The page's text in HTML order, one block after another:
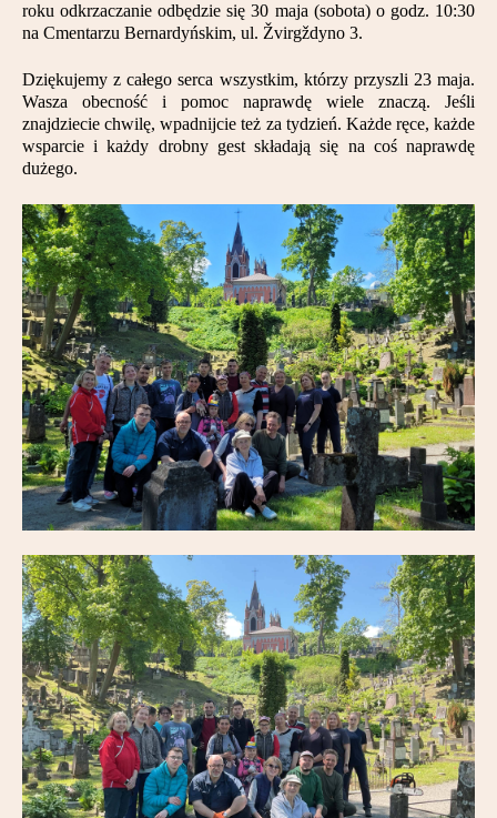
roku odkrzaczanie odbędzie się 30 maja (sobota) o godz. 10:30
na Cmentarzu Bernardyńskim, ul. Žvirgždyno 3.
Dziękujemy z całego serca wszystkim, którzy przyszli 23 maja.
Wasza obecność i pomoc naprawdę wiele znaczą. Jeśli
znajdziecie chwilę, wpadnijcie też za tydzień. Każde ręce, każde
wsparcie i każdy drobny gest składają się na coś naprawdę
dużego.